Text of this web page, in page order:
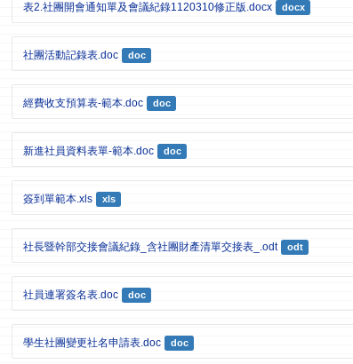
表2.社團開會通知單及會議紀錄1120310修正版.docx docx
社團活動記錄表.doc doc
經費收支預算表-範本.doc doc
新進社員資料表單-範本.doc doc
簽到單範本.xls xls
社長暨幹部交接會議紀錄_含社團財產清單交接表_.odt odt
社員連署簽名表.doc doc
學生社團變更社名申請表.doc doc